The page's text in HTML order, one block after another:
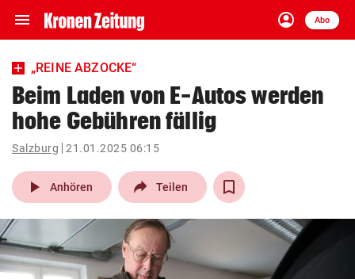
menu Navigation
ein-/ausklappen
account_circle
Anmelden
Abo
close Schließen
account_circle Anmelden
pin_drop
Wien arrow_right
bookmark
Suchbegriff
„REINE ABZOCKE“
Beim Laden von E-Autos werden
hohe Gebühren fällig
Salzburg 21.01.2025 06:15
play_arrow Anhören Teilen